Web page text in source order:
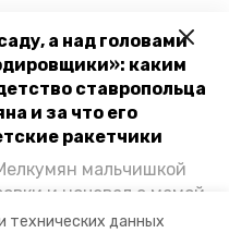
технических данных
а над головами
каким
ставропольца
и за что его
ракетчики
мальчишкой
и ночевал с мамой
заняли их